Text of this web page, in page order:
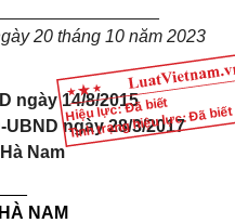
Hiệu lực: Đã biết
Tình trạng hiệu lực: Đã biết
20 tháng 10 năm 2023
ngày 14/8/2015
ngày 28/3/2017
Nam
NAM